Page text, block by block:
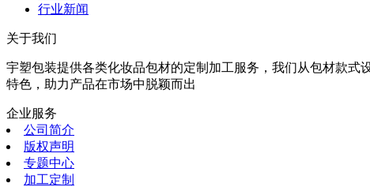
行业新闻
关于我们
宇塑包装提供各类化妆品包材的定制加工服务，我们从包材款
特色，助力产品在市场中脱颖而出
企业服务
公司简介
版权声明
专题中心
加工定制